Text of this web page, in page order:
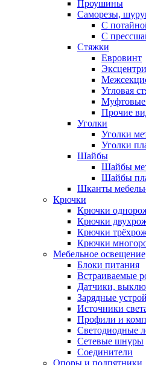
Проушины
Саморезы,
С
С
Стяжки
Евровинт
Угловая
Муфтовые
Прочие
Уголки
Уголки
Уголки
Шайбы
Шайбы
Шайбы
Шканты
Крючки
Крючки
Крючки
Крючки
Крючки
Мебельное
Блоки питания
Встраиваемые
Датчики,
Зарядные
Источники
Профили и
Светодиодные
Сетевые шнуры
Соединители
Опоры и подпятники